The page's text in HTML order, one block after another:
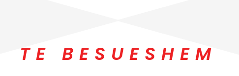
TE BESUESHEM